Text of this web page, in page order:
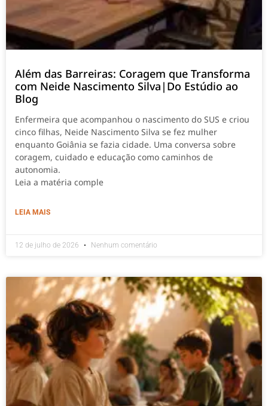
Além das Barreiras: Coragem que Transforma
com Neide Nascimento Silva|Do Estúdio ao
Blog
Enfermeira que acompanhou o nascimento do SUS e criou
cinco filhas, Neide Nascimento Silva se fez mulher
enquanto Goiânia se fazia cidade. Uma conversa sobre
coragem, cuidado e educação como caminhos de
autonomia.
Leia a matéria comple
LEIA MAIS
12 de julho de 2026 Nenhum comentário